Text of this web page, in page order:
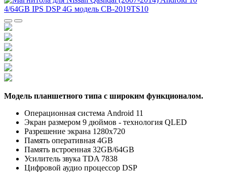
Модель планшетного типа с широким функционалом.
Операционная система Android 11
Экран размером 9 дюймов - технология QLED
Разрешение экрана 1280х720
Память оперативная 4GB
Память встроенная 32GB/64GB
Усилитель звука TDA 7838
Цифровой аудио процессор DSP